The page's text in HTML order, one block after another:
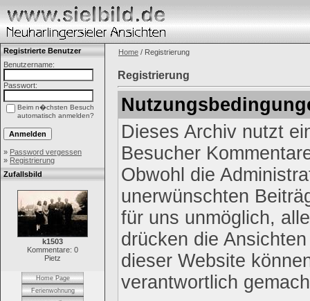
Registrierte Benutzer
Benutzername:
Passwort:
Beim n�chsten Besuch
automatisch anmelden?
» Password vergessen
» Registrierung
Zufallsbild
k1503
Kommentare: 0
Pietz
Home Page
Ferienwohnung
Home / Registrierung
Registrierung
Dieses Archiv nutzt
Besucher
Obwohl die
unerwünschten
für uns unmöglich,
drücken die
dieser Website
verantwortlich